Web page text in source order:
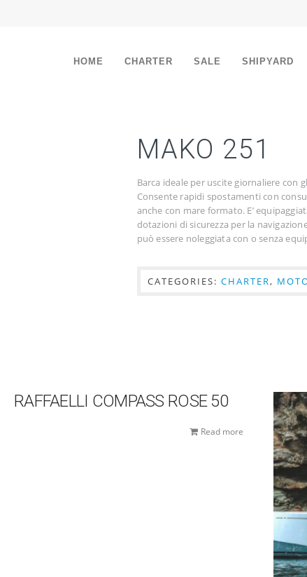
HOME CHARTER SALE SHIPYARD
MAKO 251
Barca ideale per uscite giornaliere con
Consente rapidi spostamenti con
anche con mare formato. E’
dotazioni di sicurezza per la
può essere noleggiata con o senza
CATEGORIES: CHARTER,
RAFFAELLI COMPASS ROSE 50
Read more